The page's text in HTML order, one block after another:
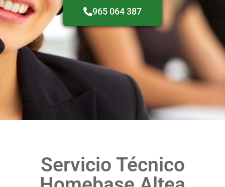
965 064 387
Servicio Técnico